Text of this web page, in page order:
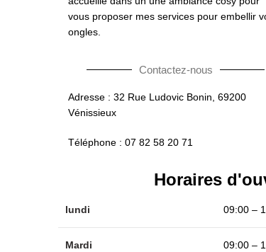
vous proposer mes services pour embellir
ongles.
Contactez-nous
Adresse : 32 Rue Ludovic Bonin, 69200
Vénissieux
Téléphone : 07 82 58 20 71
Horaires
lundi 09:00 –
Mardi 09:00 –